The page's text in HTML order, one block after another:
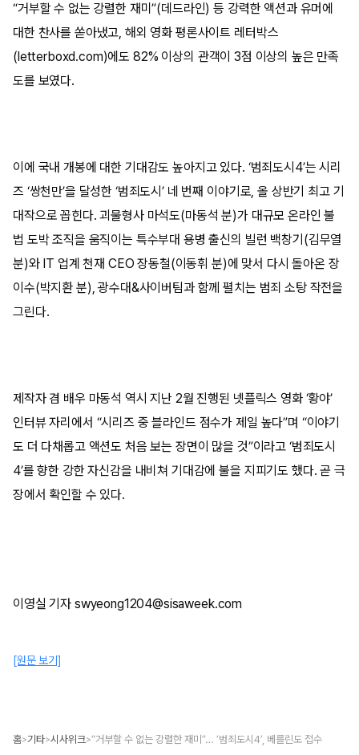
“거부할 수 없는 강렬한 재미”(데드라인) 등 강력한 액션과 유머에
대한 찬사를 쏟아냈고, 해외 영화 평론사이트 레터박스
(letterboxd.com)에도 82% 이상의 관객이 3점 이상의 높은 만족
도를 보였다.
이에 국내 개봉에 대한 기대감도 높아지고 있다. ‘범죄도시4’는 시리
즈 ‘쌍천만’을 달성한 ‘범죄도시’ 네 번째 이야기로, 올 상반기 최고 기
대작으로 꼽힌다. 괴물형사 마석도(마동석 분)가 대규모 온라인 불
법 도박 조직을 움직이는 특수부대 용병 출신의 빌런 백창기(김무열
분)와 IT 업계 천재 CEO 장동철(이동휘 분)에 맞서 다시 돌아온 장
이수(박지환 분), 광수대&사이버팀과 함께 펼치는 범죄 소탕 작전을
그린다.
제작자 겸 배우 마동석 역시 지난 2월 진행된 넷플릭스 영화 ‘황야’
인터뷰 자리에서 “시리즈 중 블라인드 점수가 제일 높다”며 “이야기
도 더 다채롭고 액션도 처음 보는 장면이 많을 것”이라고 ‘범죄도시
4’를 향한 강한 자신감을 내비쳐 기대감에 불을 지피기도 했다. 곧 극
장에서 확인할 수 있다.
이영실 기자 swyeong1204@sisaweek.com
[원문 보기]
홈>기타>시사위크>“거부할 수 없는 강렬한 재미”… ‘범죄도시4’, 베를린도 접수